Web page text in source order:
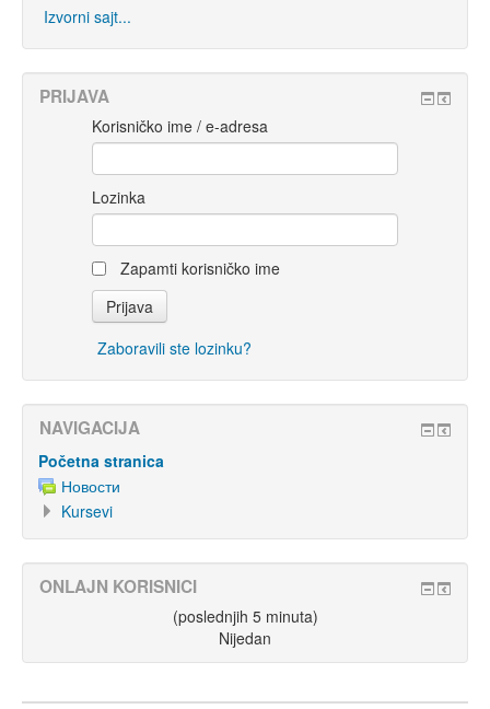
Izvorni sajt...
PRIJAVA
Korisničko ime / e-adresa
Lozinka
Zapamti korisničko ime
Zaboravili ste lozinku?
NAVIGACIJA
Početna stranica
Новости
Kursevi
ONLAJN KORISNICI
(poslednjih 5 minuta)
Nijedan